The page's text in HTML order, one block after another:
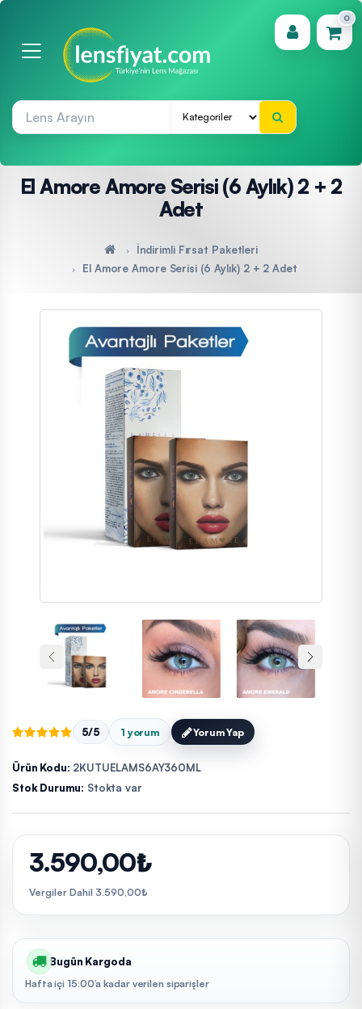
0
(0)
El Amore Amore Serisi (6 Aylık) 2 + 2
Adet
İndirimli Fırsat Paketleri
El Amore Amore Serisi (6 Aylık) 2 + 2 Adet
5/5 1 yorum Yorum Yap
Ürün Kodu: 2KUTUELAMS6AY360ML
Stok Durumu: Stokta var
3.590,00₺
Vergiler Dahil 3.590,00₺
Bugün Kargoda
Hafta içi 15:00’a kadar verilen siparişler